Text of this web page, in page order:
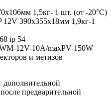
1,5кг- 1 шт. (от -20°С)
390x355x18мм 1,9кг-1
ip 54
12V-10A/maxPV-150W
и метизов
дополнительной
предварительной